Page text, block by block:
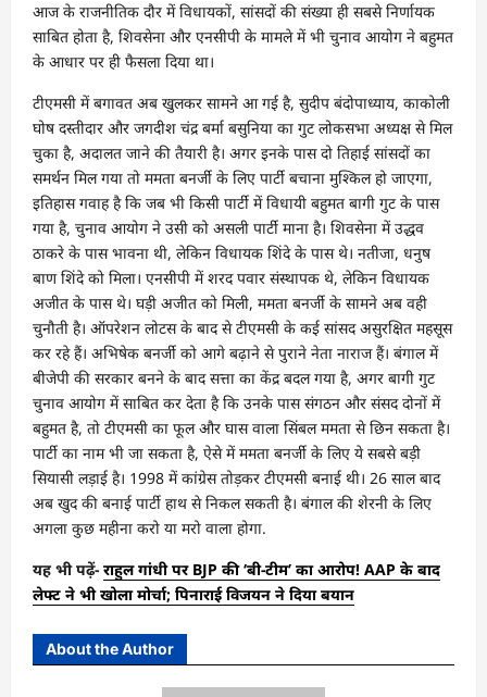
आज के राजनीतिक दौर में विधायकों, सांसदों की संख्या ही सबसे निर्णायक
साबित होता है, शिवसेना और एनसीपी के मामले में भी चुनाव आयोग ने बहुमत
के आधार पर ही फैसला दिया था।
टीएमसी में बगावत अब खुलकर सामने आ गई है, सुदीप बंदोपाध्याय, काकोली
घोष दस्तीदार और जगदीश चंद्र बर्मा बसुनिया का गुट लोकसभा अध्यक्ष से मिल
चुका है, अदालत जाने की तैयारी है। अगर इनके पास दो तिहाई सांसदों का
समर्थन मिल गया तो ममता बनर्जी के लिए पार्टी बचाना मुश्किल हो जाएगा,
इतिहास गवाह है कि जब भी किसी पार्टी में विधायी बहुमत बागी गुट के पास
गया है, चुनाव आयोग ने उसी को असली पार्टी माना है। शिवसेना में उद्धव
ठाकरे के पास भावना थी, लेकिन विधायक शिंदे के पास थे। नतीजा, धनुष
बाण शिंदे को मिला। एनसीपी में शरद पवार संस्थापक थे, लेकिन विधायक
अजीत के पास थे। घड़ी अजीत को मिली, ममता बनर्जी के सामने अब वही
चुनौती है। ऑपरेशन लोटस के बाद से टीएमसी के कई सांसद असुरक्षित महसूस
कर रहे हैं। अभिषेक बनर्जी को आगे बढ़ाने से पुराने नेता नाराज हैं। बंगाल में
बीजेपी की सरकार बनने के बाद सत्ता का केंद्र बदल गया है, अगर बागी गुट
चुनाव आयोग में साबित कर देता है कि उनके पास संगठन और संसद दोनों में
बहुमत है, तो टीएमसी का फूल और घास वाला सिंबल ममता से छिन सकता है।
पार्टी का नाम भी जा सकता है, ऐसे में ममता बनर्जी के लिए ये सबसे बड़ी
सियासी लड़ाई है। 1998 में कांग्रेस तोड़कर टीएमसी बनाई थी। 26 साल बाद
अब खुद की बनाई पार्टी हाथ से निकल सकती है। बंगाल की शेरनी के लिए
अगला कुछ महीना करो या मरो वाला होगा.
यह भी पढ़ें- राहुल गांधी पर BJP की ‘बी-टीम’ का आरोप! AAP के बाद
लेफ्ट ने भी खोला मोर्चा; पिनाराई विजयन ने दिया बयान
About the Author